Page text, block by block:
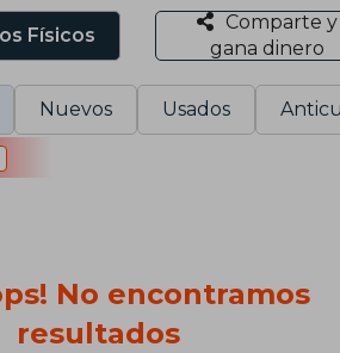
Físicos
Comparte y
gana dinero
Nuevos Usados
No encontramos
resultados